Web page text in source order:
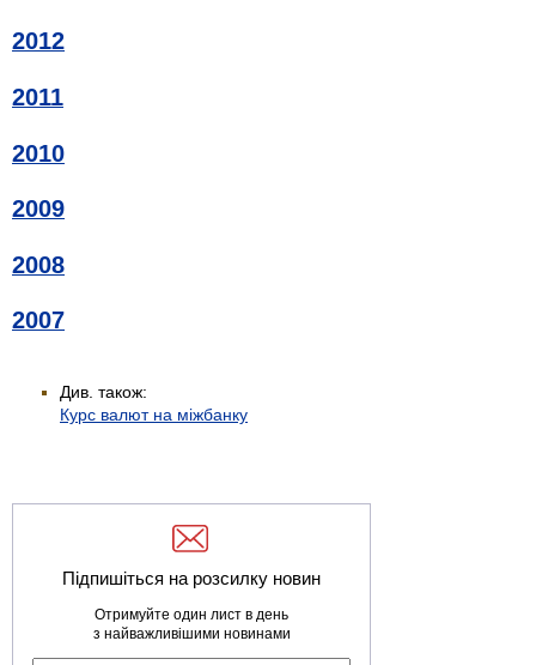
2012
2011
2010
2009
2008
2007
Див. також:
Курс валют на міжбанку
Підпишіться на розсилку новин
Отримуйте один лист в день
з найважливішими новинами